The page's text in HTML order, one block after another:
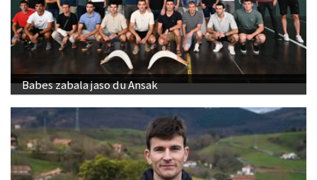
Babes zabala jaso du Ansak